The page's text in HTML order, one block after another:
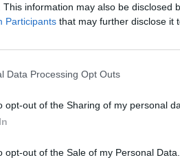
This information may also be disclosed
Participants that may further disclose it
Data Processing Opt Outs
opt-out of the Sharing of my personal
opt-out of the Sale of my Personal Data.